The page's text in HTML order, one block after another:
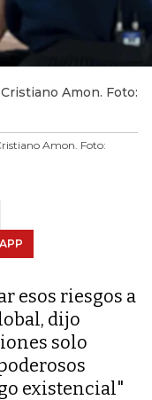
Amon. Foto:
Amon. Foto:
esos riesgos a
dijo
solo
existencial"